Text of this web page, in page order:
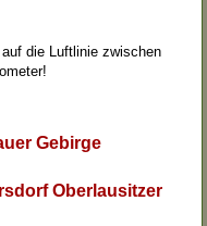
die Luftlinie zwischen
Gebirge
Oberlausitzer